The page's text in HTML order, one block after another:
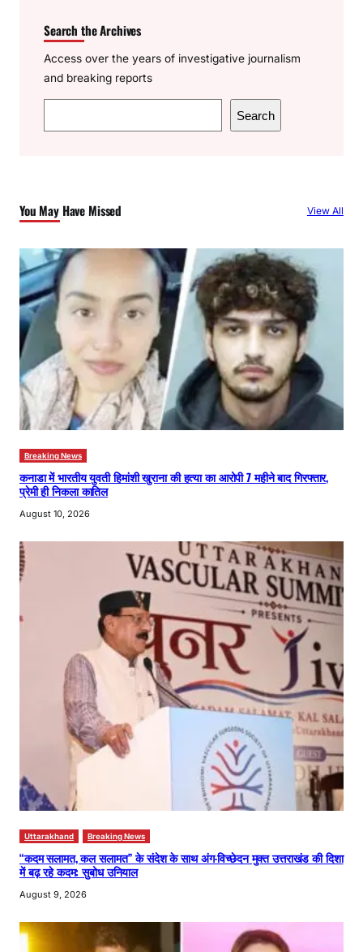
Search the Archives
Access over the years of investigative journalism
and breaking reports
e
h
Search
You May Have Missed View All
Breaking News
कनाडा में भारतीय युवती हिमांशी खुराना की हत्या का आरोपी 7 महीने बाद गिरफ्तार,
प्रेमी ही निकला कातिल
August 10, 2026
Uttarakhand Breaking News
“कदम सलामत, कल सलामत” के संदेश के साथ अंग-विच्छेदन मुक्त उत्तराखंड की दिशा
में बढ़ रहे कदम: सुबोध उनियाल
August 9, 2026